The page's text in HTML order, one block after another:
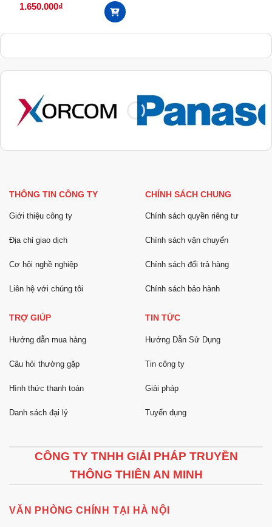
1.650.000₫
THÔNG TIN CÔNG TY
Giới thiệu công ty
Địa chỉ giao dịch
Cơ hội nghề nghiệp
Liên hệ với chúng tôi
CHÍNH SÁCH CHUNG
Chính sách quyền riêng tư
Chính sách vận chuyển
Chính sách đổi trả hàng
Chính sách bảo hành
TRỢ GIÚP
Hướng dẫn mua hàng
Câu hỏi thường gặp
Hình thức thanh toán
Danh sách đại lý
TIN TỨC
Hướng Dẫn Sử Dụng
Tin công ty
Giải pháp
Tuyển dụng
CÔNG TY TNHH GIẢI PHÁP TRUYỀN
THÔNG THIÊN AN MINH
VĂN PHÒNG CHÍNH TẠI HÀ NỘI